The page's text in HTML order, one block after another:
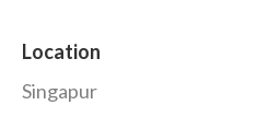
Location
Singapur